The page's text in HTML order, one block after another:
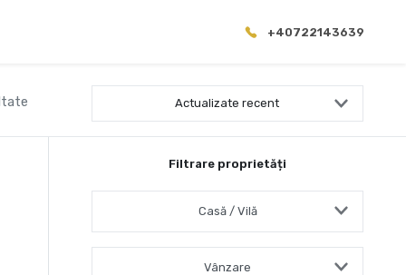
+40722143639
Actualizate recent
Filtrare proprietăți
Casă / Vilă
Vânzare